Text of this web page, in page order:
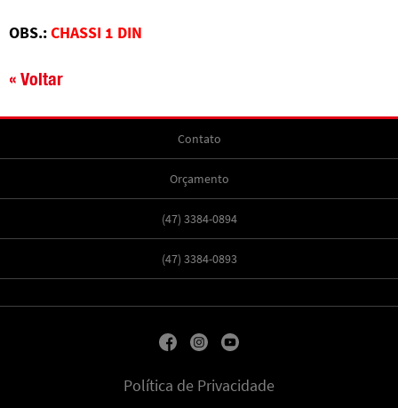
OBS.:CHASSI 1 DIN
« Voltar
Contato
Orçamento
(47) 3384-0894
(47) 3384-0893
Política de Privacidade